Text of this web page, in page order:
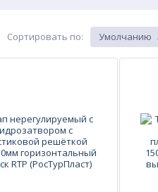
Сортировать по: Умолчанию